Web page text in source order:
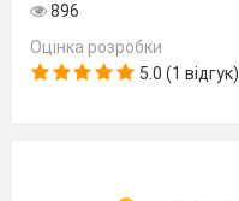
896
Оцінка розробки
5.0 (1 відгук)